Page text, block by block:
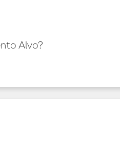
Alvo?